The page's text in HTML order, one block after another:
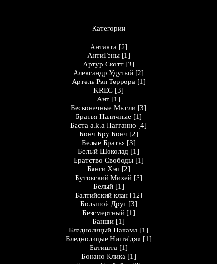
Категории
Антанта [2]
АнтиГены [1]
Артур Скотт [3]
Александр Удутый [2]
Артель Рэп Террора [1]
KREC [3]
Ант [1]
Бесконечные Мысли [3]
Братья Наличные [1]
Баста a.k.a Нагганно [4]
Бонч Бру Бонч [2]
Белые Братья [3]
Белый Шоколад [1]
Братство Свободы [1]
Банги Хэп [2]
Бутовский Михей [3]
Белый [1]
Балтийский клан [12]
Большой Друг [3]
Безсмертный [1]
Банши [1]
Бледнолицый Панама [1]
Бледнолицые Нигга'дяи [1]
Батишта [1]
Бонано Клика [1]